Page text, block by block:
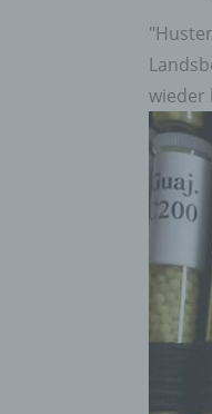
wieder